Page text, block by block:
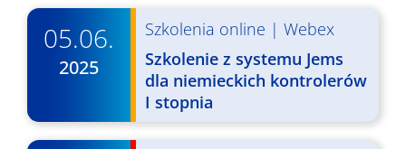
u
k
i
w
05.06.
2025
Szkolenia online | Webex
Szkolenie z systemu Jems
dla niemieckich kontrolerów
I stopnia